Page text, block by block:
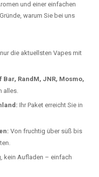
und einer einfachen
warum Sie bei uns
die aktuellsten Vapes mit
Bar, RandM, JNR, Mosmo,
alles.
Ihr Paket erreicht Sie in
Von fruchtig über süß bis
kein Aufladen – einfach